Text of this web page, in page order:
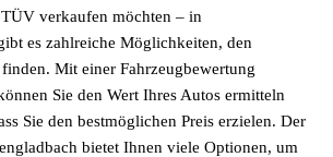
verkaufen möchten – in
es zahlreiche Möglichkeiten, den
Mit einer Fahrzeugbewertung
Sie den Wert Ihres Autos ermitteln
Sie den bestmöglichen Preis erzielen. Der
bietet Ihnen viele Optionen, um